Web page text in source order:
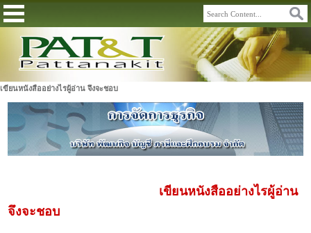
เขียนหนังสืออย่างไรผู้อ่าน จึงจะชอบ
เขียนหนังสืออย่างไรผู้อ่าน
จึงจะชอบ